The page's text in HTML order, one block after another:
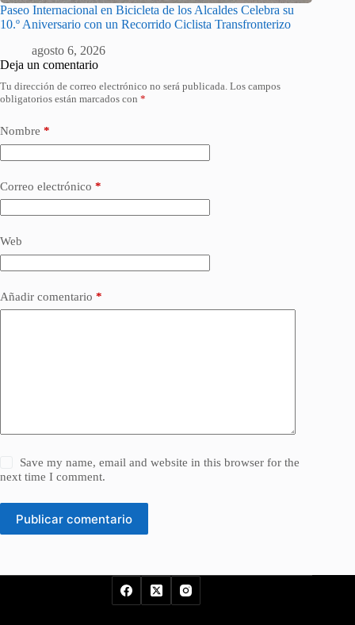
Paseo Internacional en Bicicleta de los Alcaldes Celebra su
10.º Aniversario con un Recorrido Ciclista Transfronterizo
agosto 6, 2026
Deja un comentario
Tu dirección de correo electrónico no será publicada. Los campos
obligatorios están marcados con *
Nombre *
Correo electrónico *
Web
Añadir comentario *
Save my name, email and website in this browser for the
next time I comment.
Publicar comentario